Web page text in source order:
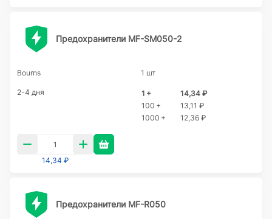
Предохранители MF-SM050-2
Bourns 1 шт
2-4 дня 1 +
14,34 ₽
100 +
13,11 ₽
1000 +
12,36 ₽
14,34 ₽
Предохранители MF-R050